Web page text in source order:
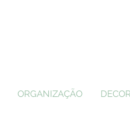
ORGANIZAÇÃO